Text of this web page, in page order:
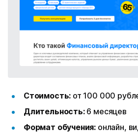
Стоимость: от 100 000
Длительность: 6 месяцев
Формат обучения: онлайн,